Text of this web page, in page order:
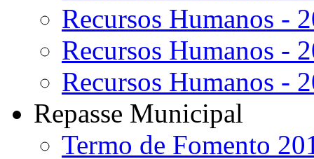
Recursos Humanos -
Recursos Humanos -
Recursos Humanos -
Repasse Municipal
Termo de Fomento